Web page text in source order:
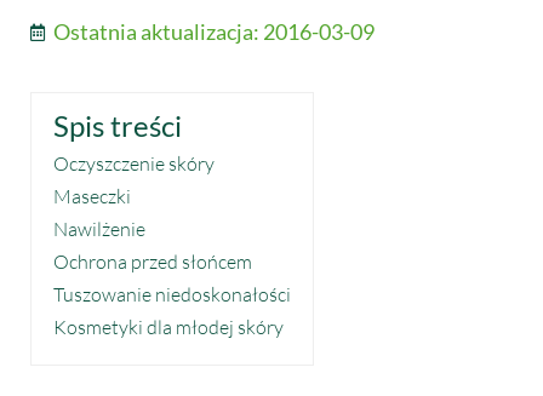
Ostatnia aktualizacja: 2016-03-09
Spis treści
Oczyszczenie skóry
Maseczki
Nawilżenie
Ochrona przed słońcem
Tuszowanie niedoskonałości
Kosmetyki dla młodej skóry